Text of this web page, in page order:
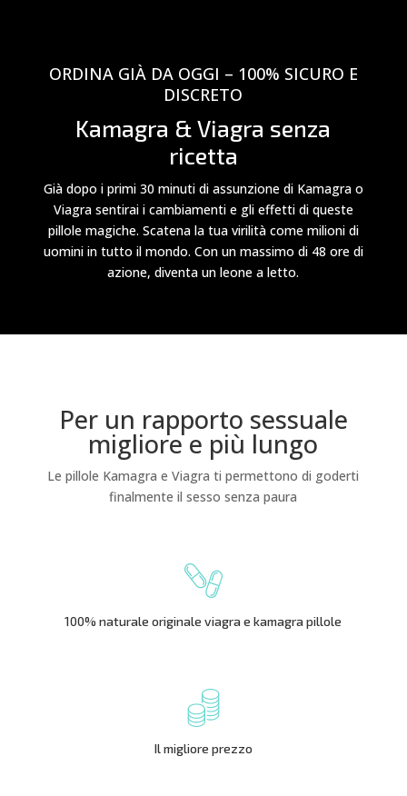
ORDINA GIÀ DA OGGI – 100% SICURO E
DISCRETO
Kamagra & Viagra senza
ricetta
Già dopo i primi 30 minuti di assunzione di Kamagra o
Viagra sentirai i cambiamenti e gli effetti di queste
pillole magiche. Scatena la tua virilità come milioni di
uomini in tutto il mondo. Con un massimo di 48 ore di
azione, diventa un leone a letto.
Per un rapporto sessuale
migliore e più lungo
Le pillole Kamagra e Viagra ti permettono di goderti
finalmente il sesso senza paura
100% naturale originale viagra e kamagra pillole
Il migliore prezzo